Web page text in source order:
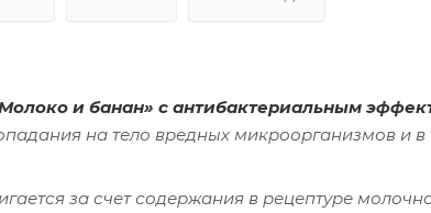
и банан» с антибактериальным
на тело вредных микроорганизмов и
за счет содержания в рецептуре